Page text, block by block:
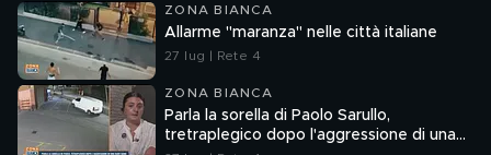
ZONA BIANCA
Allarme "maranza" nelle città italiane
27 lug | Rete 4
ZONA BIANCA
Parla la sorella di Paolo Sarullo,
tretraplegico dopo l'aggressione di una